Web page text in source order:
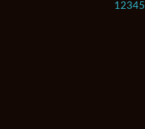
12345